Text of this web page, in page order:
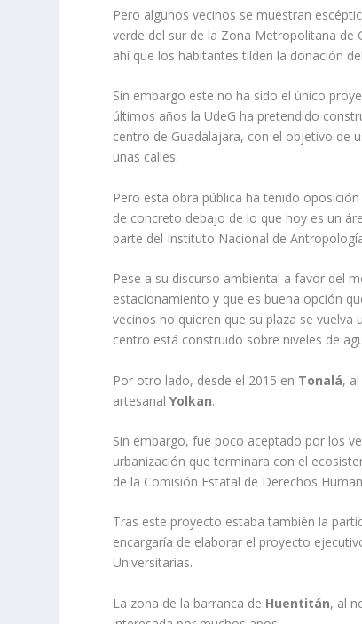
Pero algunos vecinos se muestran
verde del sur de la Zona Metropolitana de
ahí que los habitantes tilden la donación
Sin embargo este no ha sido el único
últimos años la UdeG ha pretendido
centro de Guadalajara, con el objetivo de
unas calles.
Pero esta obra pública ha tenido
de concreto debajo de lo que hoy es un
parte del Instituto Nacional de
Pese a su discurso ambiental a favor del
estacionamiento y que es buena opción
vecinos no quieren que su plaza se
centro está construido sobre niveles de
Por otro lado, desde el 2015 en Tonalá,
artesanalYolkan.
Sin embargo, fue poco aceptado por los
urbanización que terminara con el
de la Comisión Estatal de Derechos
Tras este proyecto estaba también la
encargaría de elaborar el proyecto
Universitarias.
La zona de la barranca de Huentitán, al